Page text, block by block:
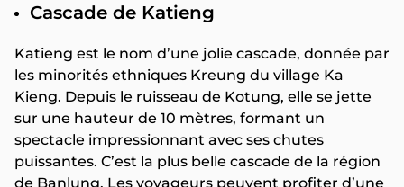
Cascade de Katieng
Katieng est le nom d’une jolie cascade, donnée par
les minorités ethniques Kreung du village Ka
Kieng. Depuis le ruisseau de Kotung, elle se jette
sur une hauteur de 10 mètres, formant un
spectacle impressionnant avec ses chutes
puissantes. C’est la plus belle cascade de la région
de Banlung. Les voyageurs peuvent profiter d’une